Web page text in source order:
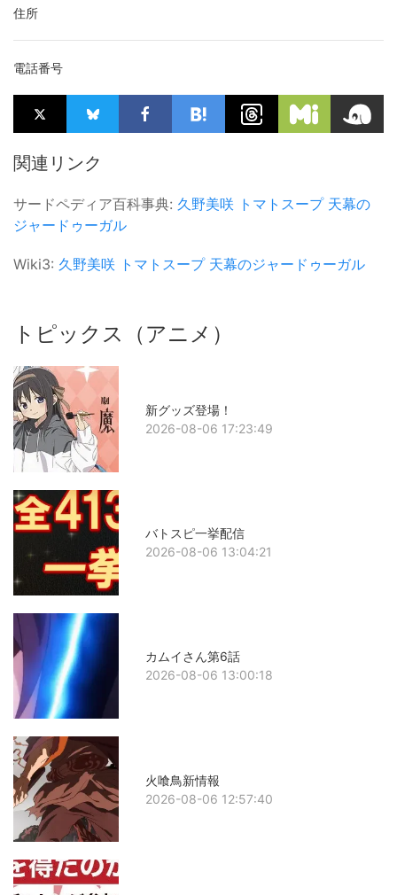
住所
電話番号
関連リンク
サードペディア百科事典: 久野美咲 トマトスープ 天幕の
ジャードゥーガル
Wiki3: 久野美咲 トマトスープ 天幕のジャードゥーガル
トピックス（アニメ）
新グッズ登場！
2026-08-06 17:23:49
バトスピ一挙配信
2026-08-06 13:04:21
カムイさん第6話
2026-08-06 13:00:18
火喰鳥新情報
2026-08-06 12:57:40